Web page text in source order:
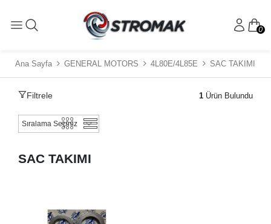
0
Ana Sayfa GENERAL MOTORS 4L80E/4L85E SAC TAKIMI
Filtrele 1 Ürün Bulundu
SAC TAKIMI